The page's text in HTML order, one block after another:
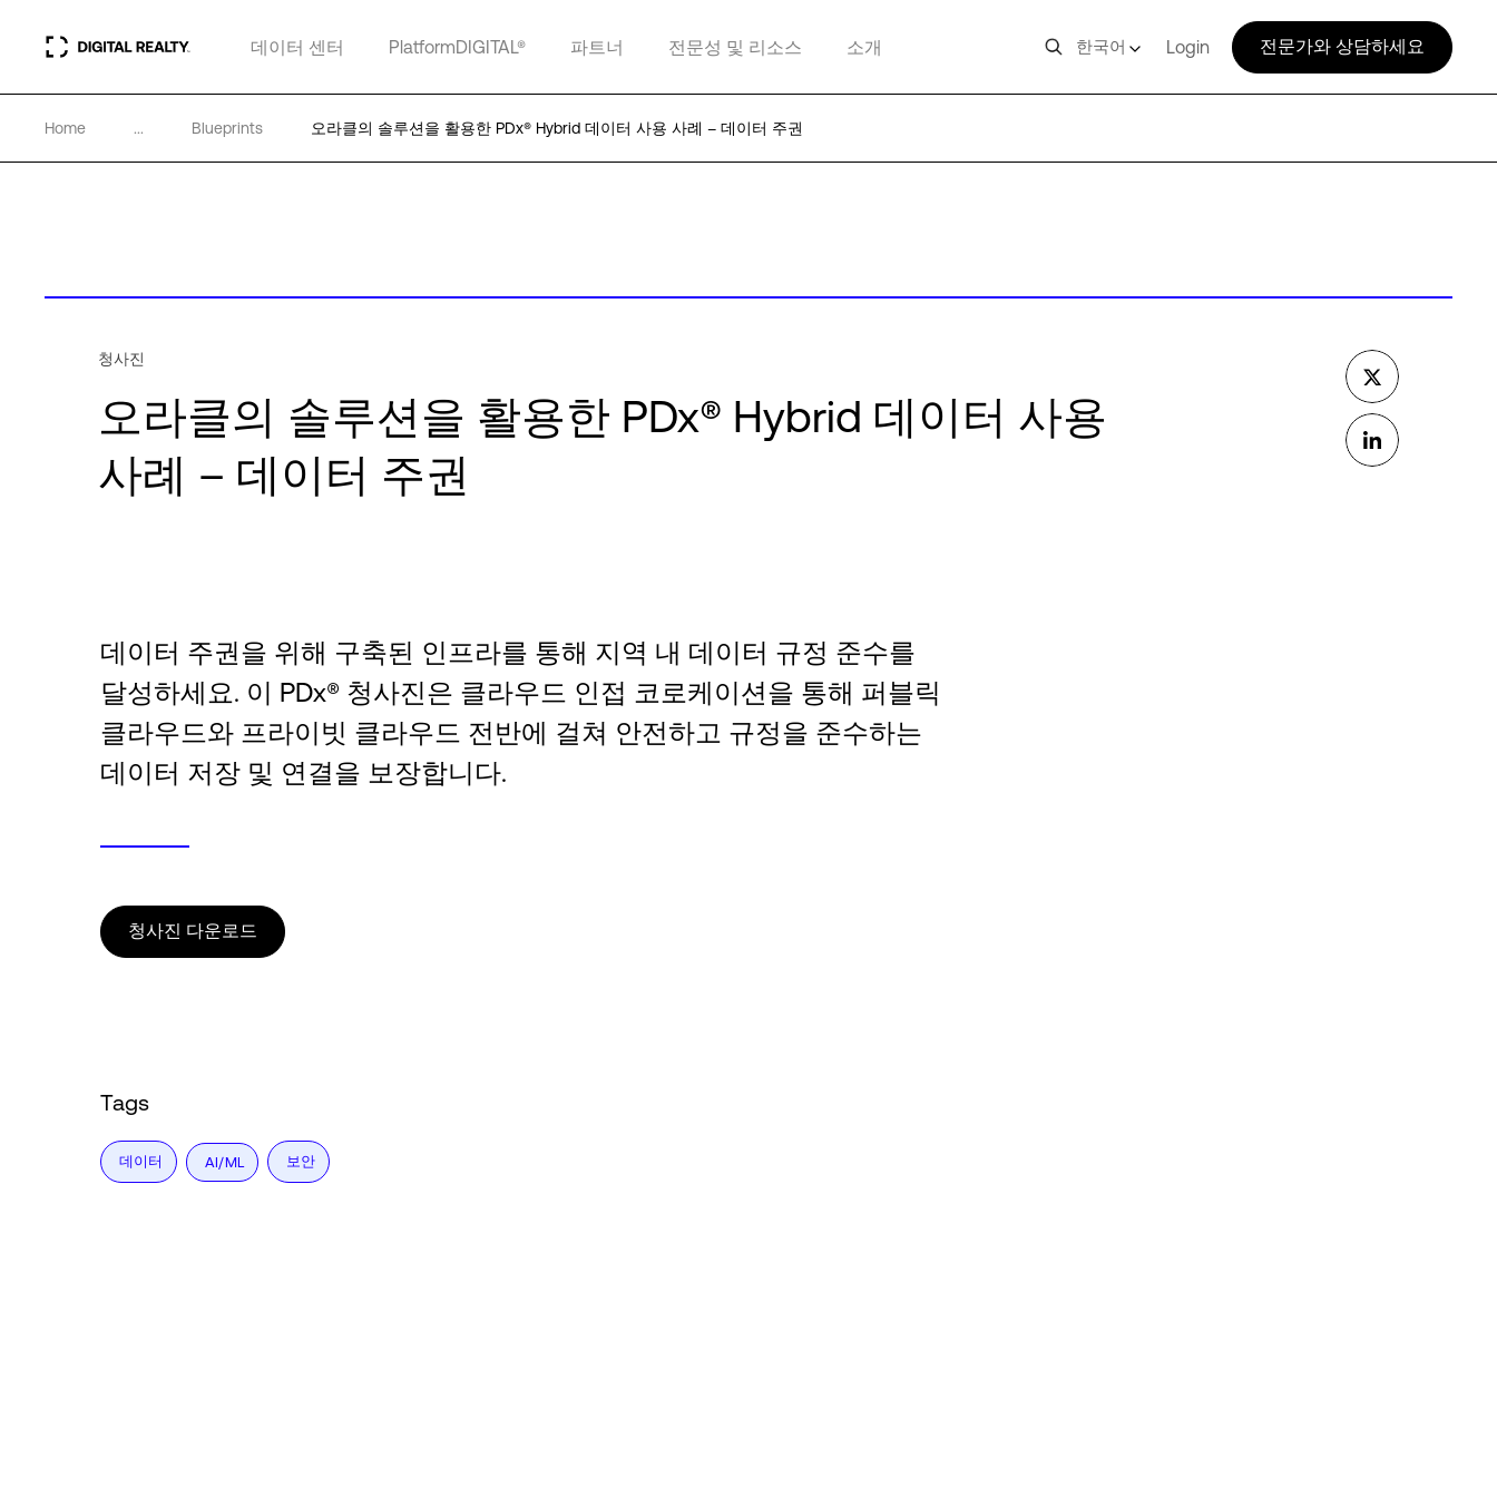
데이터 센터 PlatformDIGITAL® 파트너 전문성 및 리소스 소개 한국어 Login 전문가와 상담하세요
Home ... Blueprints 오라클의 솔루션을 활용한 PDx® Hybrid 데이터 사용 사례 – 데이터 주권
청사진
오라클의 솔루션을 활용한 PDx® Hybrid 데이터 사용
사례 – 데이터 주권
데이터 주권을 위해 구축된 인프라를 통해 지역 내 데이터 규정 준수를
달성하세요. 이 PDx® 청사진은 클라우드 인접 코로케이션을 통해 퍼블릭
클라우드와 프라이빗 클라우드 전반에 걸쳐 안전하고 규정을 준수하는
데이터 저장 및 연결을 보장합니다.
청사진 다운로드
Tags
데이터 AI/ML 보안